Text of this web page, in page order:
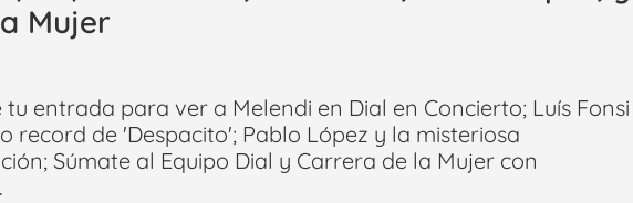
Mujer
tu entrada para ver a Melendi en Dial en Concierto; Luís Fonsi
record de 'Despacito'; Pablo López y la misteriosa
Súmate al Equipo Dial y Carrera de la Mujer con